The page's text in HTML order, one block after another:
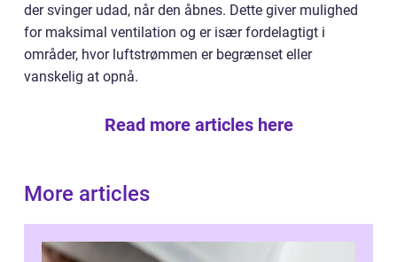
der svinger udad, når den åbnes. Dette giver mulighed
for maksimal ventilation og er især fordelagtigt i
områder, hvor luftstrømmen er begrænset eller
vanskelig at opnå.
Read more articles here
More articles